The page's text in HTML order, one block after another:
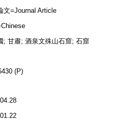
文=Journal Article
; 甘肅; 酒泉文殊山石窟; 石窟
(P)